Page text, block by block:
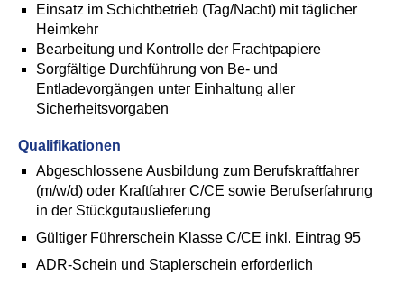
Einsatz im Schichtbetrieb (Tag/Nacht) mit täglicher
Heimkehr
Bearbeitung und Kontrolle der Frachtpapiere
Sorgfältige Durchführung von Be- und
Entladevorgängen unter Einhaltung aller
Sicherheitsvorgaben
Qualifikationen
Abgeschlossene Ausbildung zum Berufskraftfahrer
(m/w/d) oder Kraftfahrer C/CE sowie Berufserfahrung
in der Stückgutauslieferung
Gültiger Führerschein Klasse C/CE inkl. Eintrag 95
ADR-Schein und Staplerschein erforderlich